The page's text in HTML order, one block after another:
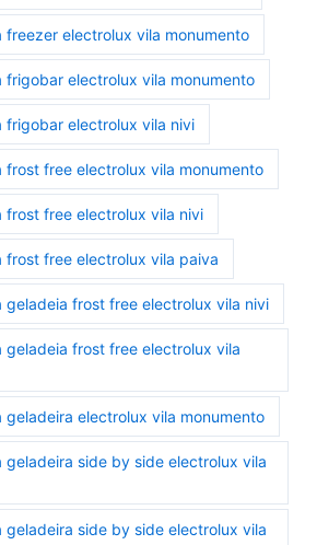
freezer electrolux vila monumento
frigobar electrolux vila monumento
frigobar electrolux vila nivi
frost free electrolux vila monumento
frost free electrolux vila nivi
frost free electrolux vila paiva
geladeia frost free electrolux vila nivi
geladeia frost free electrolux vila
geladeira electrolux vila monumento
geladeira side by side electrolux vila
geladeira side by side electrolux vila